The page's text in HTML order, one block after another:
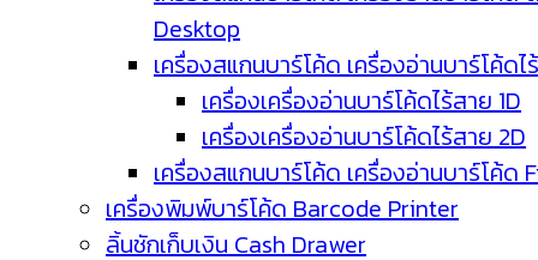
Desktop
เครื่องสแกนบาร์โค้ด เครื่องอ่านบาร์โค้ดไ
เครื่องเครื่องอ่านบาร์โค้ดไร้สาย 1D
เครื่องเครื่องอ่านบาร์โค้ดไร้สาย 2D
เครื่องสแกนบาร์โค้ด เครื่องอ่านบาร์โค้ด
เครื่องพิมพ์บาร์โค้ด Barcode Printer
ลิ้นชักเก็บเงิน Cash Drawer